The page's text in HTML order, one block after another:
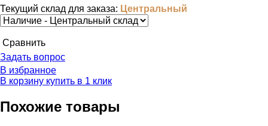
Текущий склад для заказа: Центральный
Cравнить
Задать вопрос
В избранное
В корзину купить в 1 клик
Похожие товары